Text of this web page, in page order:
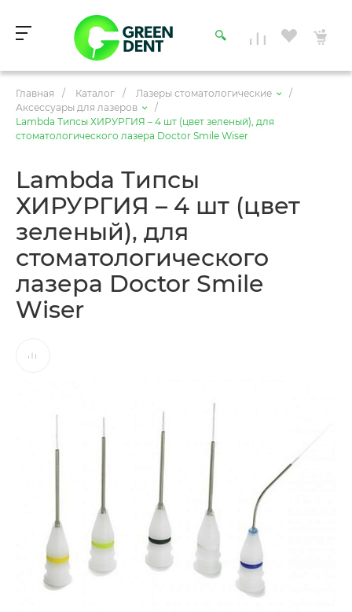
Главная / Каталог / Лазеры стоматологические
/
Аксессуары для лазеров
/
Lambda Типсы ХИРУРГИЯ – 4 шт (цвет зеленый), для
стоматологического лазера Doctor Smile Wiser
Lambda Типсы
ХИРУРГИЯ – 4 шт (цвет
зеленый), для
стоматологического
лазера Doctor Smile
Wiser